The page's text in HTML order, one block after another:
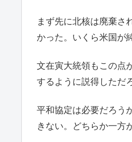
まず先に北核は廃棄さ
かった。いくら米国が
文在寅大統領もこの点
するように説得しただ
平和協定は必要だろう
きない。どちらか一方